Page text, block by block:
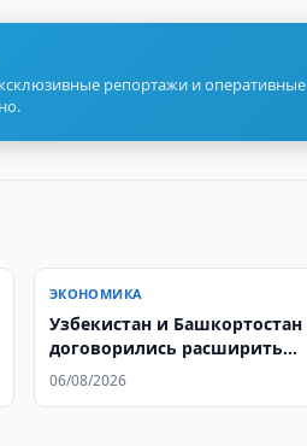
репортажи и оперативные
ЭКОНОМИКА
Узбекистан и Башкортостан
договорились расширить
деловое сотрудничество
06/08/2026